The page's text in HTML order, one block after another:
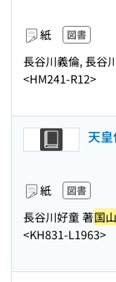
紙 図書
長谷川義倫, 長谷
<HM241-R12>
天
紙 図書
長谷川好童 著国
<KH831-L1963>